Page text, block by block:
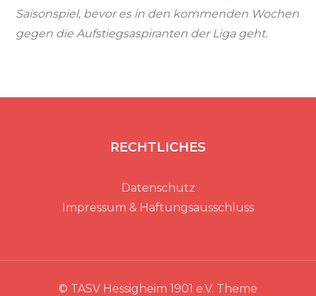
Saisonspiel, bevor es in den kommenden Wochen
gegen die Aufstiegsaspiranten der Liga geht.
RECHTLICHES
Datenschutz
Impressum & Haftungsausschluss
© TASV Hessigheim 1901 e.V. Theme